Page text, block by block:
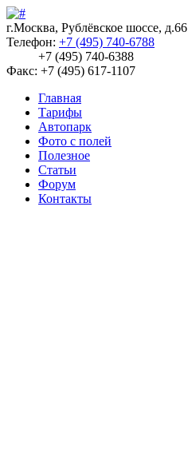
г.Москва, Рублёвское шоссе, д.66
Телефон: +7 (495) 740-6788
+7 (495) 740-6388
Факс: +7 (495) 617-1107
Главная
Тарифы
Автопарк
Фото с полей
Полезное
Статьи
Форум
Контакты